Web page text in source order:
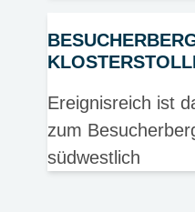
Ereignisreich ist
zum
südwestlich